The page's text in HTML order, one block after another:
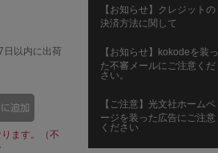
日以内に出荷
ます。（不
【お知らせ】クレジットの
決済方法に関して
【お知らせ】kokodeを装っ
た不審メールにご注意くだ
さい。
【ご注意】光文社ホームペ
ージを装った広告にご注意
ください